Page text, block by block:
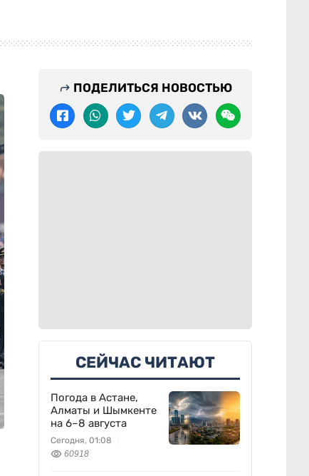
ПОДЕЛИТЬСЯ НОВОСТЬЮ
СЕЙЧАС ЧИТАЮТ
Погода в Астане,
Алматы и Шымкенте
на 6–8 августа
Сегодня, 01:08
60918